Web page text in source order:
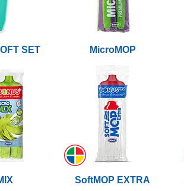
SET MicroMOP
SoftMOP EXTRA